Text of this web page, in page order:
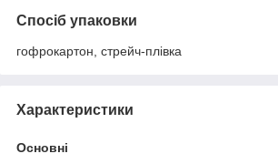
Спосіб упаковки
гофрокартон, стрейч-плівка
Характеристики
Основні